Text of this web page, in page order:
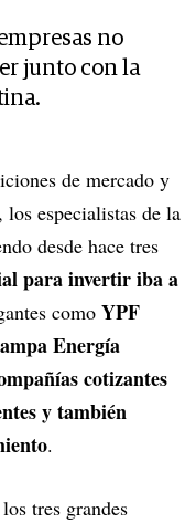
no
junto con la
de mercado y
especialistas de la
desde hace tres
para invertir iba a
como YPF
Energía
cotizantes
y también
.
tres grandes